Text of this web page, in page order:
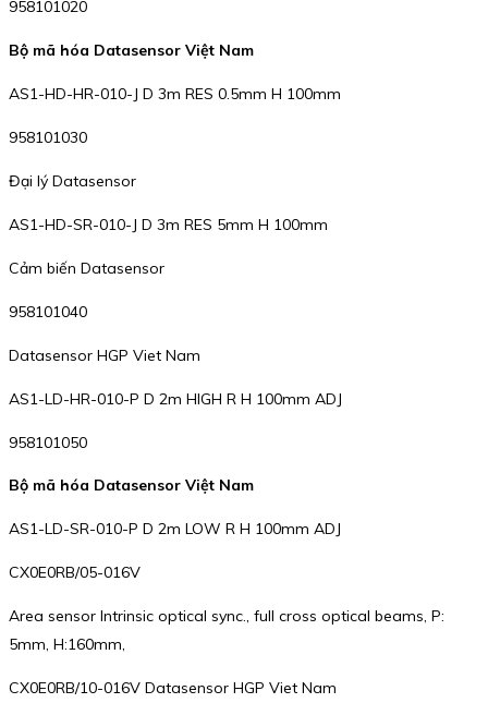
958101020
Bộ mã hóa Datasensor Việt Nam
AS1-HD-HR-010-J D 3m RES 0.5mm H 100mm
958101030
Đại lý Datasensor
AS1-HD-SR-010-J D 3m RES 5mm H 100mm
Cảm biến Datasensor
958101040
Datasensor HGP Viet Nam
AS1-LD-HR-010-P D 2m HIGH R H 100mm ADJ
958101050
Bộ mã hóa Datasensor Việt Nam
AS1-LD-SR-010-P D 2m LOW R H 100mm ADJ
CX0E0RB/05-016V
Area sensor Intrinsic optical sync., full cross optical beams, P:
5mm, H:160mm,
CX0E0RB/10-016V Datasensor HGP Viet Nam